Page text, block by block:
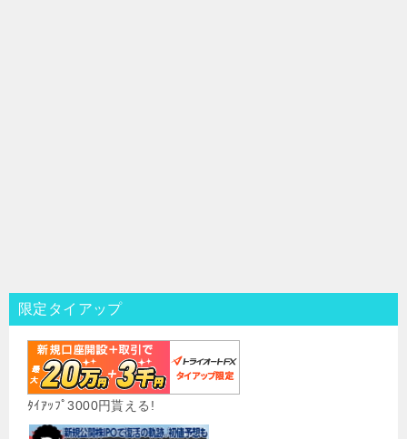
限定タイアップ
ﾀｲｱｯﾌﾟ3000円貰える!